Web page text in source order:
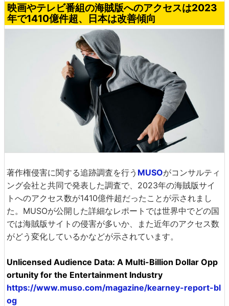
映画やテレビ番組の海賊版へのアクセスは2023
年で1410億件超、日本は改善傾向
著作権侵害に関する追跡調査を行う MUSOがコンサルティ
ング会社と共同で発表した調査で、2023年の海賊版サイ
トへのアクセス数が1410億件超だったことが示されまし
た。MUSOが公開した詳細なレポートでは世界中でどの国
では海賊版サイトの侵害が多いか、また近年のアクセス数
がどう変化しているかなどが示されています。
Unlicensed Audience Data: A Multi-Billion Dollar Opp
ortunity for the Entertainment Industry
https://www.muso.com/magazine/kearney-report-bl
og